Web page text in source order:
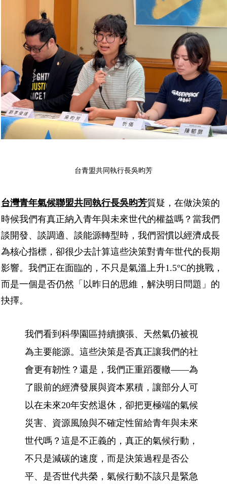
台青盟共同執行長吳昀芳
台灣青年氣候聯盟共同執行長吳昀芳質疑，在做決策的
時候我們有真正納入青年與未來世代的權益嗎？當我們
談開發、談調適、談能源轉型時，我們習慣以經濟成長
為核心指標，卻很少去計算這些決策對青年世代的長期
影響。我們正在面臨的，不只是氣溫上升1.5°C的挑戰，
而是一個是否仍然「以昨日的思維，解決明日問題」的
抉擇。
我們看到科學園區持續擴張、天然氣仍被視
為主要能源。這些決策是否真正讓我們的社
會更有韌性？還是，我們正重蹈覆轍——為
了眼前的經濟發展與資本累積，讓部分人可
以在未來20年安然退休，卻把更極端的氣候
災害、資源風險與不確定性留給青年與未來
世代嗎？這是不正義的，真正的氣候行動，
不只是減碳的速度，而是決策過程是否公
平、是否世代共榮，氣候行動不該只是緊急